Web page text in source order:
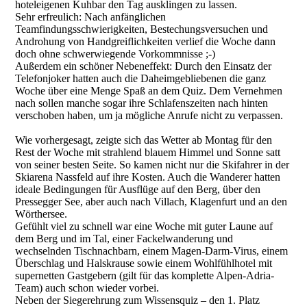
hoteleigenen Kuhbar den Tag ausklingen zu lassen.
Sehr erfreulich: Nach anfänglichen
Teamfindungsschwierigkeiten, Bestechungsversuchen und
Androhung von Handgreiflichkeiten verlief die Woche dann
doch ohne schwerwiegende Vorkommnisse ;-)
Außerdem ein schöner Nebeneffekt: Durch den Einsatz der
Telefonjoker hatten auch die Daheimgebliebenen die ganz
Woche über eine Menge Spaß an dem Quiz. Dem Vernehmen
nach sollen manche sogar ihre Schlafenszeiten nach hinten
verschoben haben, um ja mögliche Anrufe nicht zu verpassen.
Wie vorhergesagt, zeigte sich das Wetter ab Montag für den
Rest der Woche mit strahlend blauem Himmel und Sonne satt
von seiner besten Seite. So kamen nicht nur die Skifahrer in der
Skiarena Nassfeld auf ihre Kosten. Auch die Wanderer hatten
ideale Bedingungen für Ausflüge auf den Berg, über den
Pressegger See, aber auch nach Villach, Klagenfurt und an den
Wörthersee.
Gefühlt viel zu schnell war eine Woche mit guter Laune auf
dem Berg und im Tal, einer Fackelwanderung und
wechselnden Tischnachbarn, einem Magen-Darm-Virus, einem
Überschlag und Halskrause sowie einem Wohlfühlhotel mit
supernetten Gastgebern (gilt für das komplette Alpen-Adria-
Team) auch schon wieder vorbei.
Neben der Siegerehrung zum Wissensquiz – den 1. Platz